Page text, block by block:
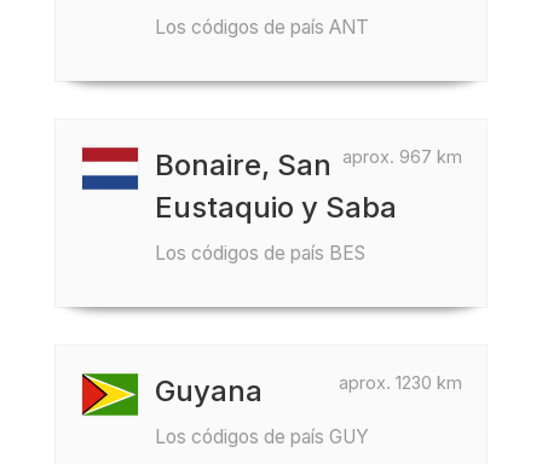
Los códigos de país ANT
aprox. 967 km
Bonaire, San
Eustaquio y Saba
Los códigos de país BES
aprox. 1230 km
Guyana
Los códigos de país GUY